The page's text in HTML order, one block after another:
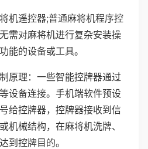
机遥控器;普通麻将机程序控
需对麻将机进行复杂安装操
能的设备或工具。
原理：一些智能控牌器通过
设备连接。手机端软件预设
给控牌器，控牌器接收到信
机械结构，在麻将机洗牌、
到控牌目的。